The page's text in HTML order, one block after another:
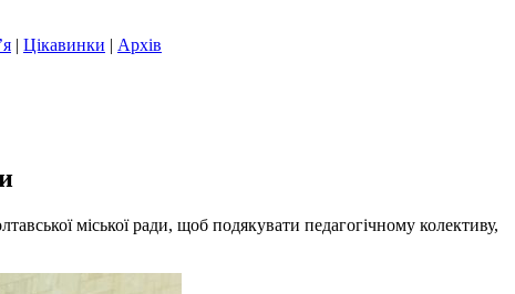
| Цікавинки | Архів
міської ради, щоб подякувати педагогічному колективу,